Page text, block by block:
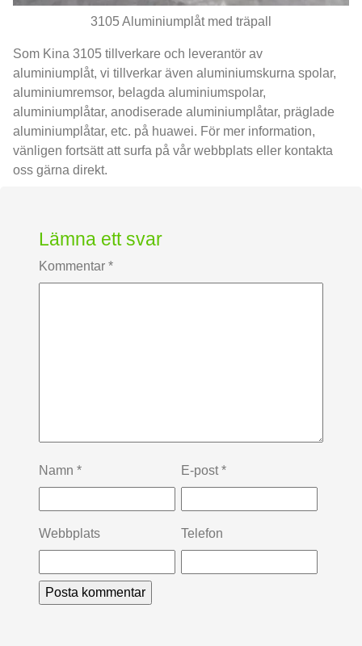
3105 Aluminiumplåt med träpall
Som Kina 3105 tillverkare och leverantör av
aluminiumplåt, vi tillverkar även aluminiumskurna spolar,
aluminiumremsor, belagda aluminiumspolar,
aluminiumplåtar, anodiserade aluminiumplåtar, präglade
aluminiumplåtar, etc. på huawei. För mer information,
vänligen fortsätt att surfa på vår webbplats eller kontakta
oss gärna direkt.
Lämna ett svar
Kommentar *
Namn * E-post*
Webbplats Telefon